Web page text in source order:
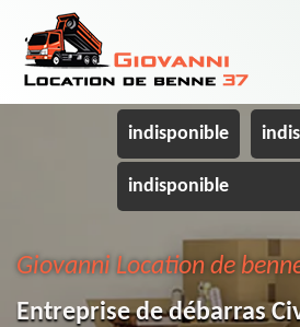
indisponible
indisponible
Giovanni Location de
Entreprise de débarras